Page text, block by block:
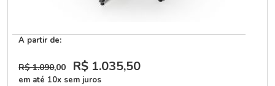
A partir de:
R$ 1.090,00 R$ 1.035,50
em até 10x sem juros